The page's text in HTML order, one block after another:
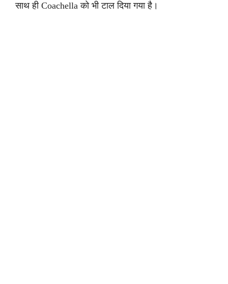
साथ ही Coachella को भी टाल दिया गया है।